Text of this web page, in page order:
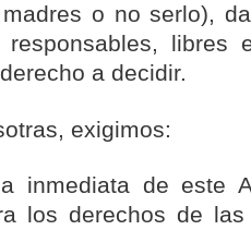
o no serlo),
responsables,
a decidir.
exigimos:
inmediata de este
los derechos de